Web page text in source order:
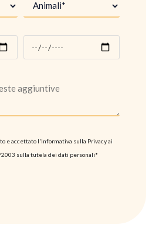
e accettato l'Informativa sulla Privacyai
sulla tutela dei dati personali*